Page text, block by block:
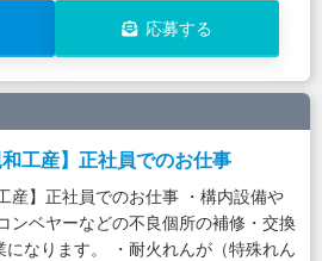
応募する
工産】正社員でのお仕事
産】正社員でのお仕事 ・構内設備や
ンベヤーなどの不良個所の補修・交換
になります。 ・耐火れんが（特殊れん